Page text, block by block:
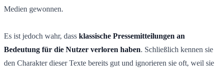
Medien gewonnen.
Es ist jedoch wahr, dass klassische Pressemitteilungen an
Bedeutung für die Nutzer verloren haben. Schließlich kennen sie
den Charakter dieser Texte bereits gut und ignorieren sie oft, weil sie